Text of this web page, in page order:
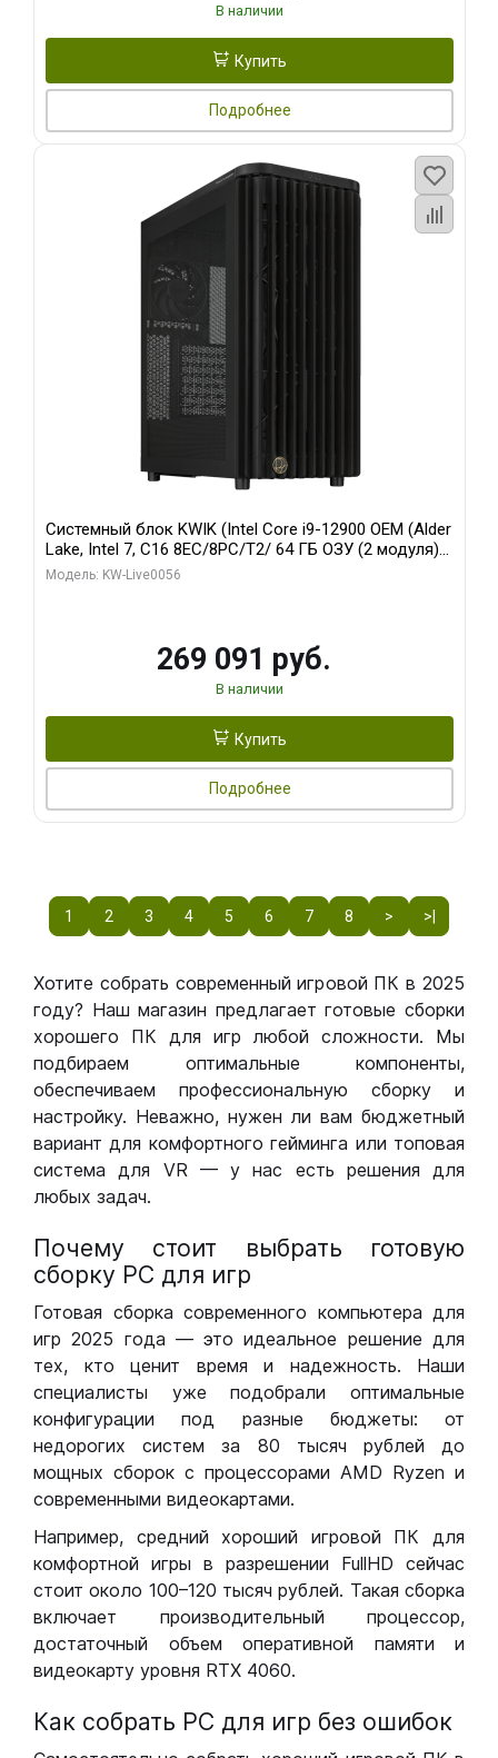
В наличии
Купить
Подробнее
Системный блок KWIK (Intel Core i9-12900 OEM (Alder
Lake, Intel 7, C16 8EC/8PC/T2/ 64 ГБ ОЗУ (2 модуля)/
Palit RTX5080 INFINITY 3 OC 16GB GDDR7 256bit 3xDP
Модель: KW-Live0056
269 091 руб.
В наличии
Купить
Подробнее
1 2 3 4 5 6 7 8 > >|
Хотите собрать современный игровой ПК в 2025
году? Наш магазин предлагает готовые сборки
хорошего ПК для игр любой сложности. Мы
подбираем оптимальные компоненты,
обеспечиваем профессиональную сборку и
настройку. Неважно, нужен ли вам бюджетный
вариант для комфортного гейминга или топовая
система для VR — у нас есть решения для
любых задач.
Почему стоит выбрать готовую
сборку РС для игр
Готовая сборка современного компьютера для
игр 2025 года — это идеальное решение для
тех, кто ценит время и надежность. Наши
специалисты уже подобрали оптимальные
конфигурации под разные бюджеты: от
недорогих систем за 80 тысяч рублей до
мощных сборок с процессорами AMD Ryzen и
современными видеокартами.
Например, средний хороший игровой ПК для
комфортной игры в разрешении FullHD сейчас
стоит около 100–120 тысяч рублей. Такая сборка
включает производительный процессор,
достаточный объем оперативной памяти и
видеокарту уровня RTX 4060.
Как собрать РС для игр без ошибок